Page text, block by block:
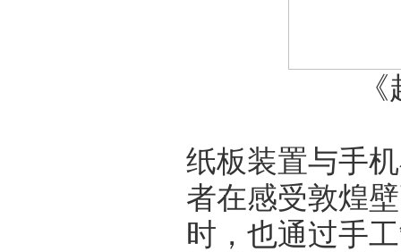
纸板装置与手
者在感受敦煌
时，也通过手